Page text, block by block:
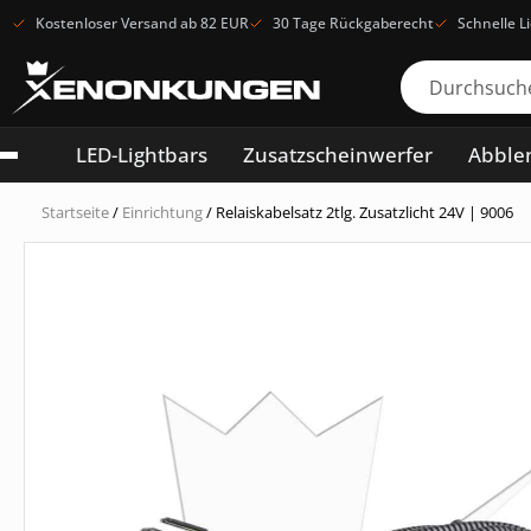
Kostenloser Versand ab 82 EUR 30 Tage Rückgaberecht Schnelle
LED-Lightbars Zusatzscheinwerfer
Startseite/ Einrichtung/ Relaiskabelsatz 2tlg. Zusatzlicht 24V | 9006